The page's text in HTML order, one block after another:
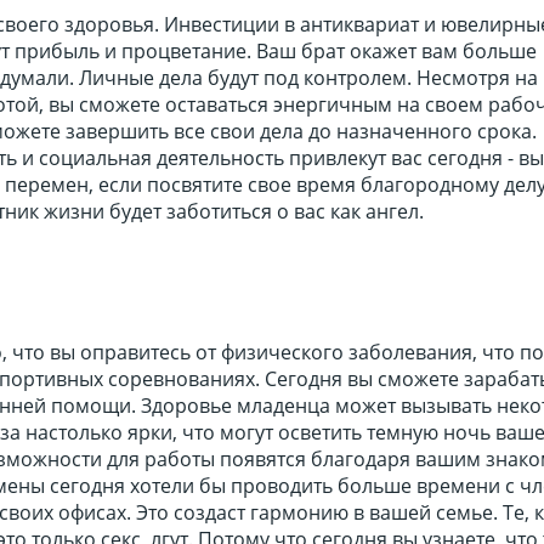
здоровья. Инвестиции в антиквариат и
прибыль и процветание. Ваш брат окажет вам больше
Личные дела будут под контролем. Несмотря на
вы сможете оставаться энергичным на своем
завершить все свои дела до назначенного срока.
и социальная деятельность привлекут вас сегодня -
если посвятите свое время благородному
жизни будет заботиться о вас как ангел.
вы оправитесь от физического заболевания, что
соревнованиях. Сегодня вы сможете
помощи. Здоровье младенца может вызывать
настолько ярки, что могут осветить темную ночь
для работы появятся благодаря вашим
сегодня хотели бы проводить больше времени с
офисах. Это создаст гармонию в вашей семье. Те,